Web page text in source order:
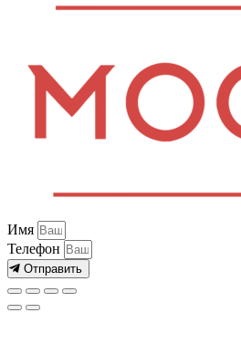
Имя
Телефон
Отправить